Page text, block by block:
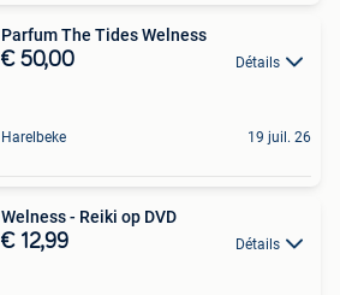
Parfum The Tides Welness
€ 50,00 Détails
Harelbeke 19 juil. 26
Welness - Reiki op DVD
€ 12,99 Détails